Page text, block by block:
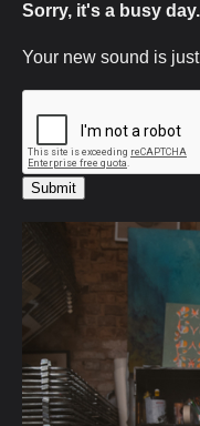
Sorry, it's a busy day.
Your new sound is